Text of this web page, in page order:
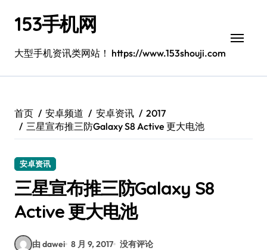
153手机网
大型手机资讯类网站！ https://www.153shouji.com
首页 安卓频道 安卓资讯
2017
三星宣布推三防Galaxy S8 Active 更大电池
安卓资讯
三星宣布推三防Galaxy S8
Active 更大电池
由 dawei 8 月 9, 2017 没有评论